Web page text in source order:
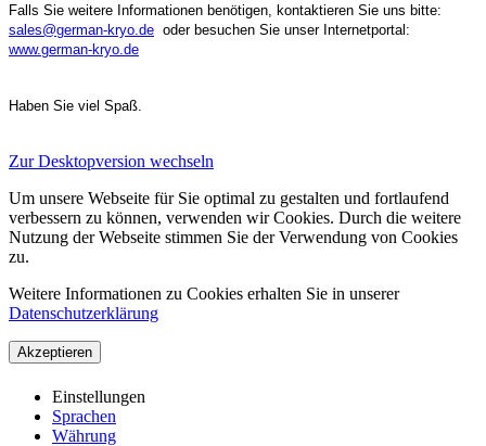
Falls Sie weitere Informationen benötigen, kontaktieren Sie uns bitte:
sales@german-kryo.de oder besuchen Sie unser Internetportal:
www.german-kryo.de
Haben Sie viel Spaß.
Zur Desktopversion wechseln
Um unsere Webseite für Sie optimal zu gestalten und fortlaufend
verbessern zu können, verwenden wir Cookies. Durch die weitere
Nutzung der Webseite stimmen Sie der Verwendung von Cookies
zu.
Weitere Informationen zu Cookies erhalten Sie in unserer
Datenschutzerklärung
Akzeptieren
Einstellungen
Sprachen
Währung